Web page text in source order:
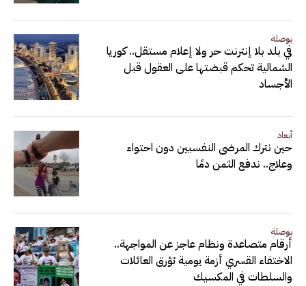
بوصلة
في بلد بلا إنترنت حر ولا إعلام مستقل.. كوريا
الشمالية تحكم قبضتها على العقول قبل
الأجساد
أبعاد
حين نترك المرضى النفسيين دون احتواء
وعلاج.. ندفع الثمن دمًا
بوصلة
أرقام متصاعدة ونظام عاجز عن المواجهة..
الاختفاء القسري أزمة يومية تؤرق العائلات
والسلطات في المكسيك